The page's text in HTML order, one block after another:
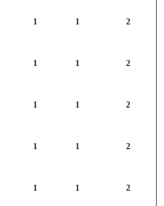
1 1 2
1 1 2
1 1 2
1 1 2
1 1 2